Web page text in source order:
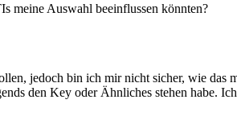
meine Auswahl beeinflussen könnten?
jedoch bin ich mir nicht sicher, wie das
den Key oder Ähnliches stehen habe.